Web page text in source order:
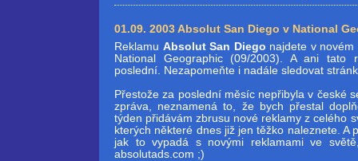
01.09. 2003 Absolut San Diego v National
Reklamu Absolut San Diego najdete v
National Geographic (09/2003). A ani tato
poslední. Nezapomeňte i nadále sledovat
Přestože za poslední měsíc nepřibyla v české
zpráva, neznamená to, že bych přestal
týden přidávám zbrusu nové reklamy z celého
kterých některé dnes již jen těžko naleznete. A
jak to vypadá s novými reklamami ve
absolutads.com ;)